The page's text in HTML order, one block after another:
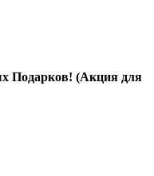
Подарков! (Акция для